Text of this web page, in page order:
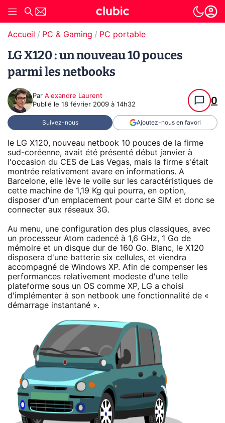
Accueil PC & Gaming PC portable
LG X120 : un nouveau 10 pouces
parmi les netbooks
Par Alexandre Laurent
Publié le 18 février 2009 à 14h32 0
Suivez-nous Ajoutez-nous en favori
le LG X120, nouveau netbook 10 pouces de la firme
sud-coréenne, avait été présenté début janvier à
l'occasion du CES de Las Vegas, mais la firme s'était
montrée relativement avare en informations. A
Barcelone, elle lève le voile sur les caractéristiques de
cette machine de 1,19 Kg qui pourra, en option,
disposer d'un emplacement pour carte SIM et donc se
connecter aux réseaux 3G.
Au menu, une configuration des plus classiques, avec
un processeur Atom cadencé à 1,6 GHz, 1 Go de
mémoire et un disque dur de 160 Go. Blanc, le X120
disposera d'une batterie six cellules, et viendra
accompagné de Windows XP. Afin de compenser les
performances relativement modeste d'une telle
plateforme sous un OS comme XP, LG a choisi
d'implémenter à son netbook une fonctionnalité de «
démarrage instantané ».